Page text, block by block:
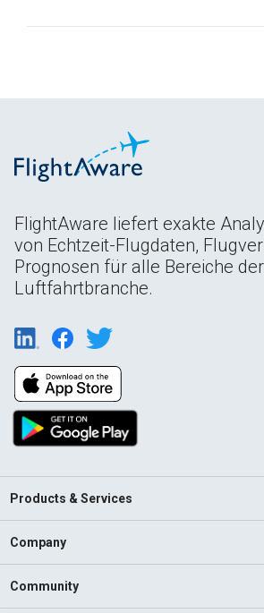
FlightAware liefert exakte
von Echtzeit-Flugdaten,
Prognosen für alle Bereiche der
Luftfahrtbranche.
Products & Services
Company
Community